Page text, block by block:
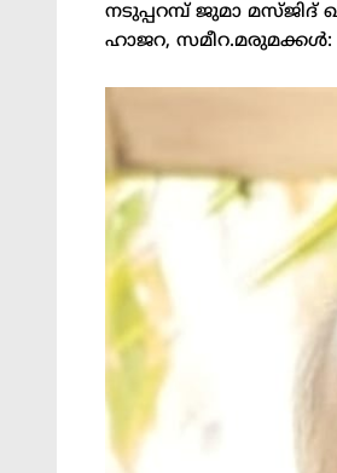
നടുപ്പറമ്പ് ജുമാ
ഹാജറ,